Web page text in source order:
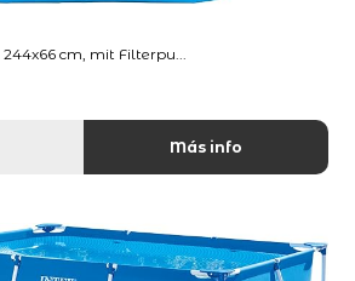
cm, mit Filterpu...
Más info